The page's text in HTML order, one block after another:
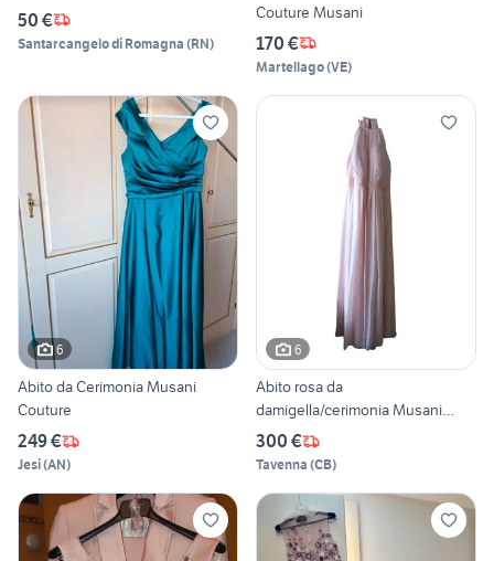
50 €
Santarcangelo di Romagna (RN)
Couture Musani
170 €
Martellago(VE)
6
Abito da Cerimonia Musani
Couture
249 €
Jesi(AN)
6
Abito rosa da
damigella/cerimonia Musani
couture
300 €
Tavenna (CB)